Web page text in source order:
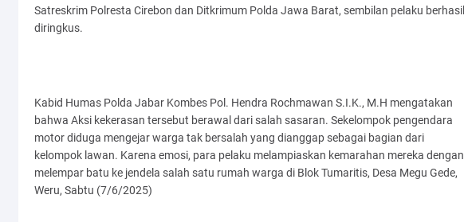
Satreskrim Polresta Cirebon dan Ditkrimum Polda Jawa Barat, sembilan pelaku berhasil
diringkus.
Kabid Humas Polda Jabar Kombes Pol. Hendra Rochmawan S.I.K., M.H mengatakan
bahwa Aksi kekerasan tersebut berawal dari salah sasaran. Sekelompok pengendara
motor diduga mengejar warga tak bersalah yang dianggap sebagai bagian dari
kelompok lawan. Karena emosi, para pelaku melampiaskan kemarahan mereka dengan
melempar batu ke jendela salah satu rumah warga di Blok Tumaritis, Desa Megu Gede,
Weru, Sabtu (7/6/2025)